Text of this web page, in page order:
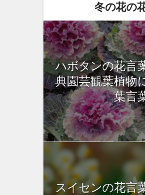
冬の花の
ハボタンの花言
典園芸観葉植物
葉言
スイセンの花言